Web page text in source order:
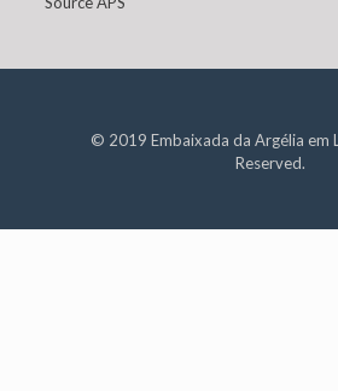
© 2019 Embaixada da Argélia em
Reserved.